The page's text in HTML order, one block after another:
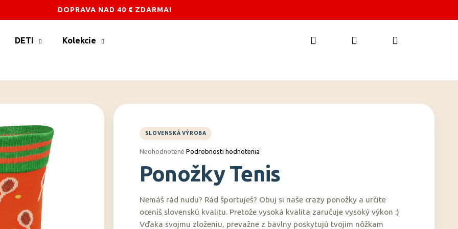
DOPRAVA NAD 40 € ZDARMA!
DETI Kolekcie Hľadať PrihlásenieNákupný
košík
Priemerné
produktu
je
5
hviezdičiek.
Neohodnotené Podrobnosti hodnotenia
Ponožky Tenis
Nemáš rád nudu? Rád športuješ? Obuj si naše crazy ponožky a určite
oceníš slovenskú kvalitu. Pretože vysoká kvalita zaručuje vysoký výkon :)
Vďaka svojmu zloženiu, prevažne z bavlny poskytujú tvojim nôžkam
Odporúčame